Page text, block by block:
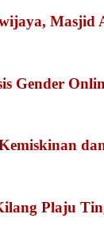
Gender
Plaju